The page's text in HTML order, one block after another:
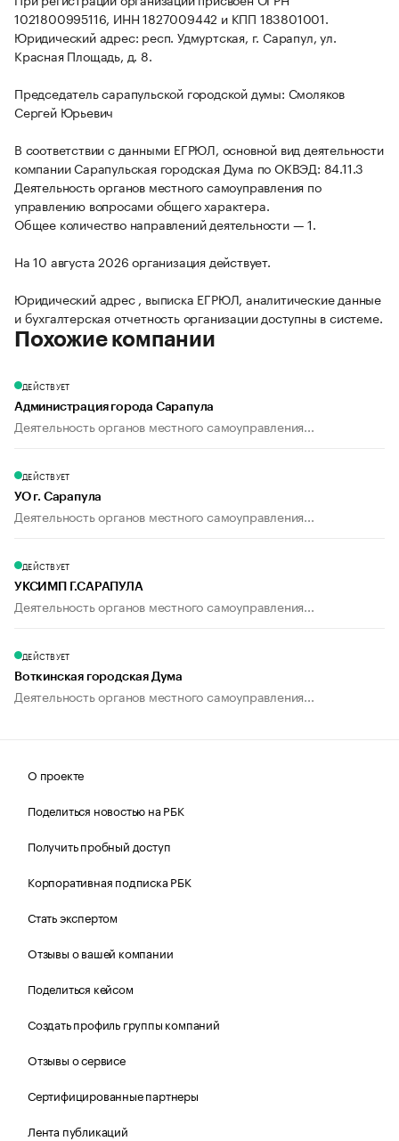
1021800995116, ИНН 1827009442 и КПП 183801001.
Юридический адрес: респ. Удмуртская, г. Сарапул, ул.
Красная Площадь, д. 8.
Председатель сарапульской городской думы: Смоляков
Сергей Юрьевич
В соответствии с данными ЕГРЮЛ, основной вид деятельности
компании Сарапульская городская Дума по ОКВЭД: 84.11.3
Деятельность органов местного самоуправления по
управлению вопросами общего характера.
Общее количество направлений деятельности — 1.
На 10 августа 2026 организация действует.
Юридический адрес , выписка ЕГРЮЛ, аналитические данные
и бухгалтерская отчетность организации доступны в системе.
Похожие компании
ДЕЙСТВУЕТ
Администрация города Сарапула
Деятельность органов местного самоуправления...
ДЕЙСТВУЕТ
УО г. Сарапула
Деятельность органов местного самоуправления...
ДЕЙСТВУЕТ
УКСИМП Г.САРАПУЛА
Деятельность органов местного самоуправления...
ДЕЙСТВУЕТ
Воткинская городская Дума
Деятельность органов местного самоуправления...
О проекте
Поделиться новостью на РБК
Получить пробный доступ
Корпоративная подписка РБК
Стать экспертом
Отзывы о вашей компании
Поделиться кейсом
Создать профиль группы компаний
Отзывы о сервисе
Сертифицированные партнеры
Лента публикаций